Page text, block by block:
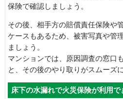
保険で確認しましょう。
その後、相手方の賠償責任保険や
ケースもあるため、被害写真や管
ましょう。
マンションでは、原因調査の窓口
と、その後のやり取りがスムーズ
床下の水漏れで火災保険が利用で